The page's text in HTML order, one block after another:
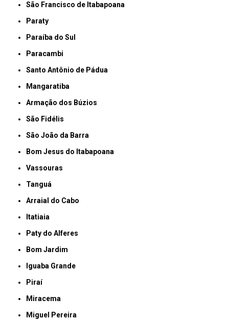
São Francisco de Itabapoana
Paraty
Paraíba do Sul
Paracambi
Santo Antônio de Pádua
Mangaratiba
Armação dos Búzios
São Fidélis
São João da Barra
Bom Jesus do Itabapoana
Vassouras
Tanguá
Arraial do Cabo
Itatiaia
Paty do Alferes
Bom Jardim
Iguaba Grande
Piraí
Miracema
Miguel Pereira